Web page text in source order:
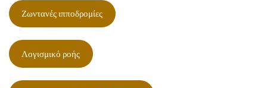
Ζωντανές ιπποδρομίες
Λογισμικό ροής